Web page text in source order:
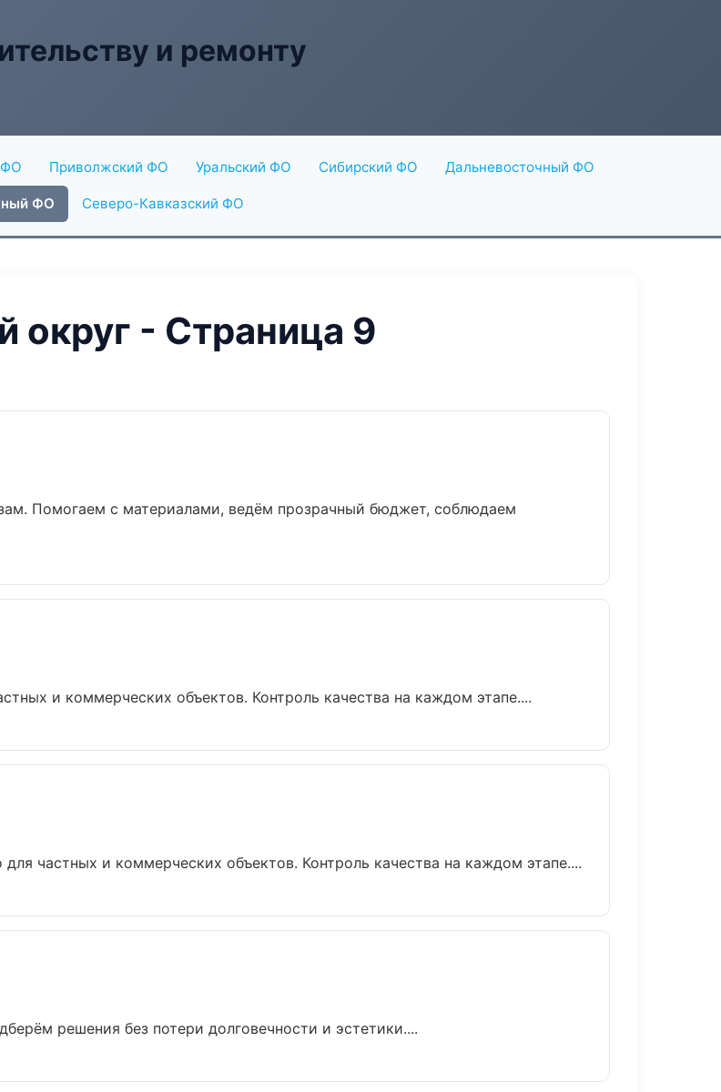
и ремонту
ФО Приволжский ФО Уральский ФО Сибирский ФО Дальневосточный ФО
ФО Северо-Кавказский ФО
- Страница 9
Помогаем с материалами, ведём прозрачный бюджет, соблюдаем
и коммерческих объектов. Контроль качества на каждом этапе....
частных и коммерческих объектов. Контроль качества на каждом этапе....
решения без потери долговечности и эстетики....